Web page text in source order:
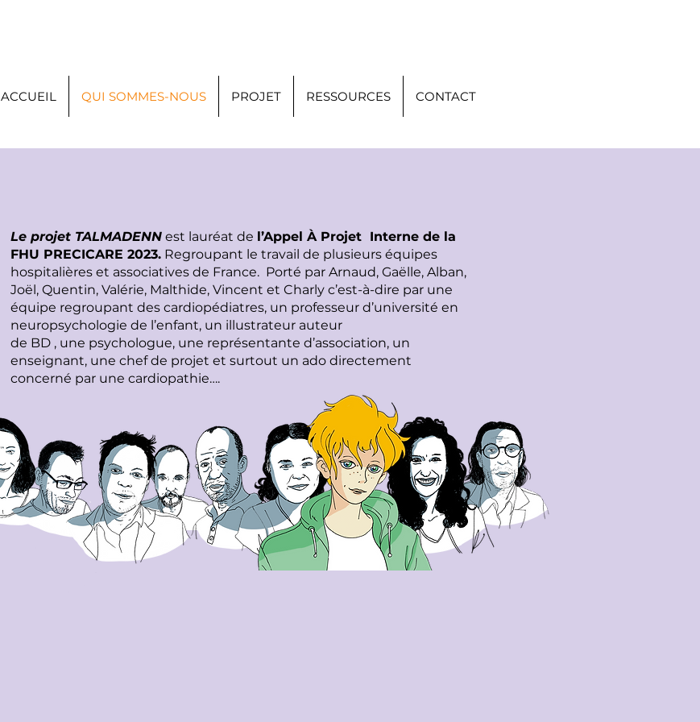
ACCUEIL QUI SOMMES-NOUS PROJET RESSOURCES CONTACT
Le projet TALMADENN est lauréat de l’Appel À Projet Interne de la
FHU PRECICARE 2023. Regroupant le travail de plusieurs équipes
hospitalières et associatives de France. Porté par Arnaud, Gaëlle, Alban,
Joël, Quentin, Valérie, Malthide, Vincent et Charly c’est-à-dire par une
équipe regroupant des cardiopédiatres, un professeur d’université en
neuropsychologie de l’enfant, un illustrateur auteur
de BD , une psychologue, une représentante d’association, un
enseignant, une chef de projet et surtout un ado directement
concerné par une cardiopathie….